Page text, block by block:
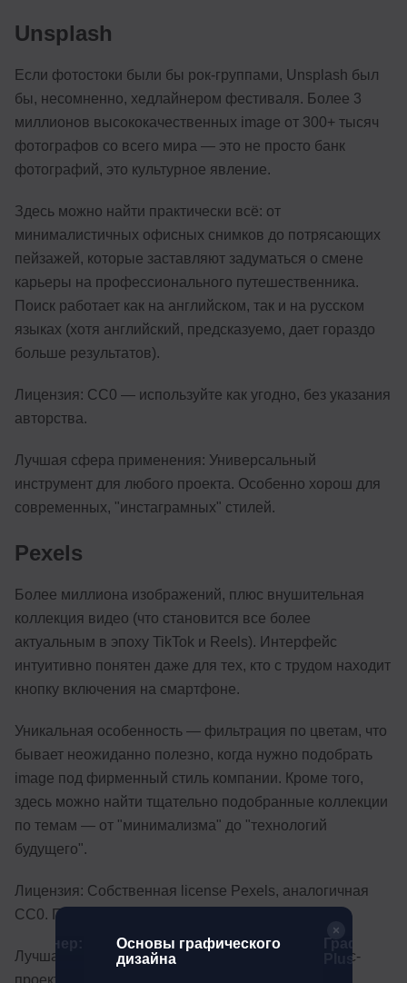
Unsplash
Если фотостоки были бы рок-группами, Unsplash был
бы, несомненно, хедлайнером фестиваля. Более 3
миллионов высококачественных image от 300+ тысяч
фотографов со всего мира — это не просто банк
фотографий, это культурное явление.
Здесь можно найти практически всё: от
минималистичных офисных снимков до потрясающих
пейзажей, которые заставляют задуматься о смене
карьеры на профессионального путешественника.
Поиск работает как на английском, так и на русском
языках (хотя английский, предсказуемо, дает гораздо
больше результатов).
Лицензия: CC0 — используйте как угодно, без указания
авторства.
Лучшая сфера применения: Универсальный
инструмент для любого проекта. Особенно хорош для
современных, "инстаграмных" стилей.
Pexels
Более миллиона изображений, плюс внушительная
коллекция видео (что становится все более
актуальным в эпоху TikTok и Reels). Интерфейс
интуитивно понятен даже для тех, кто с трудом находит
кнопку включения на смартфоне.
Уникальная особенность — фильтрация по цветам, что
бывает неожиданно полезно, когда нужно подобрать
image под фирменный стиль компании. Кроме того,
здесь можно найти тщательно подобранные коллекции
по темам — от "минимализма" до "технологий
будущего".
Лицензия: Собственная license Pexels, аналогичная
CC0. Полная свобода использования.
Лучшая сфера применения: Современные бизнес-
проекты, технологические блоги, lifestyle-контент.
курс
Основы графического
дизайна
Plus